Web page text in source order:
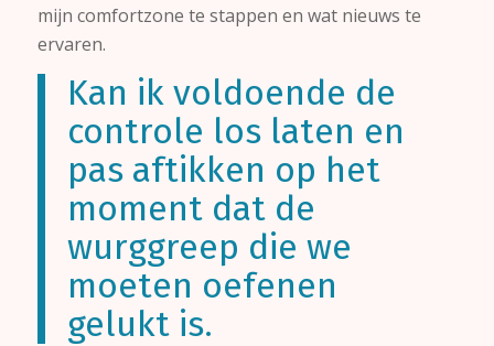
mijn comfortzone te stappen en wat nieuws te
ervaren.
Kan ik voldoende de
controle los laten en
pas aftikken op het
moment dat de
wurggreep die we
moeten oefenen
gelukt is.